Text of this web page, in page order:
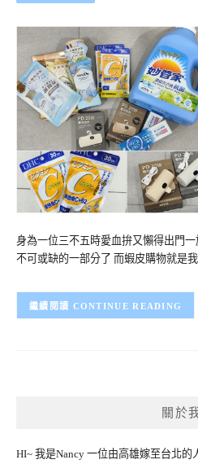
身為一位三不五時愛血拚又懶得出門
不可或缺的一部分了 而蝦皮購物就是
CONTINUE READING
關於
HI~ 我是Nancy 一位由高雄嫁至台北